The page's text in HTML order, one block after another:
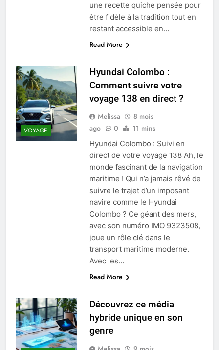
une recette quiche pensée pour
être fidèle à la tradition tout en
restant accessible en…
Read More
VOYAGE
Hyundai Colombo :
Comment suivre votre
voyage 138 en direct ?
Melissa
8 mois
ago
0 11 mins
Hyundai Colombo : Suivi en
direct de votre voyage 138 Ah, le
monde fascinant de la navigation
maritime ! Qui n’a jamais rêvé de
suivre le trajet d’un imposant
navire comme le Hyundai
Colombo ? Ce géant des mers,
avec son numéro IMO 9323508,
joue un rôle clé dans le
transport maritime moderne.
Avec les…
Read More
Découvrez ce média
hybride unique en son
genre